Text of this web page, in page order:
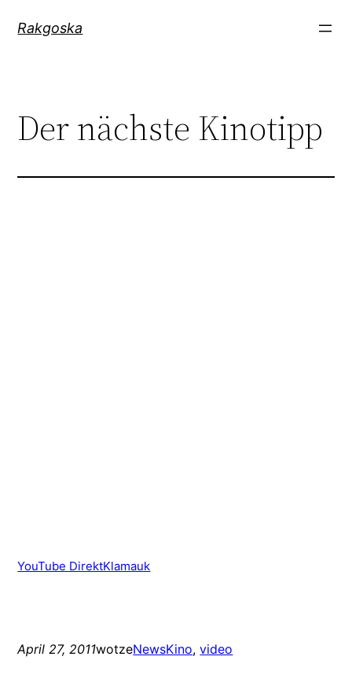
InhaltRakgoska
Der nächste Kinotipp
YouTube DirektKlamauk
April 27, 2011wotzeNewsKino, video